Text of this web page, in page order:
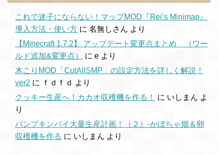
これで迷子にならない！マップMOD『Rei’s Minimap』
導入方法・使い方 に 名無しさん より
【Minecraft 1.7.2】 アップデート変更点まとめ （ワー
ルド追加&変更点）
に e より
木こりMOD「CutAllSMP」の設定方法を詳しく解説！
ver2 に ｆｄｆｄ より
クッキー生産へ！カカオ収穫機を作る！
に いしまん よ
り
パンプキンパイ大量生産計画！（２）-かぼちゃ畑＆卵
収穫機を作る に いしまん より